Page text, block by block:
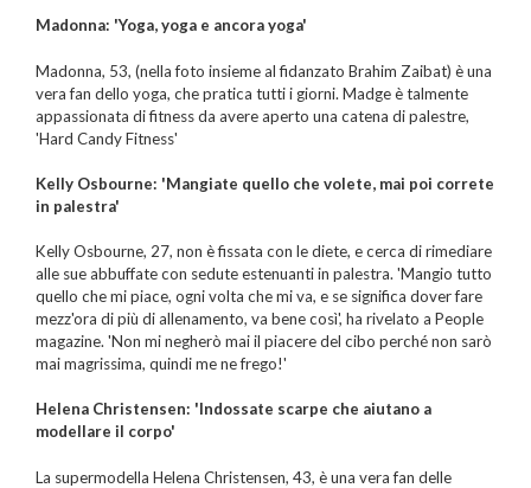
Madonna: 'Yoga, yoga e ancora yoga'
Madonna, 53, (nella foto insieme al fidanzato Brahim Zaibat) è una
vera fan dello yoga, che pratica tutti i giorni. Madge è talmente
appassionata di fitness da avere aperto una catena di palestre,
'Hard Candy Fitness'
Kelly Osbourne: 'Mangiate quello che volete, mai poi correte
in palestra'
Kelly Osbourne, 27, non è fissata con le diete, e cerca di rimediare
alle sue abbuffate con sedute estenuanti in palestra. 'Mangio tutto
quello che mi piace, ogni volta che mi va, e se significa dover fare
mezz'ora di più di allenamento, va bene così', ha rivelato a People
magazine. 'Non mi negherò mai il piacere del cibo perché non sarò
mai magrissima, quindi me ne frego!'
Helena Christensen: 'Indossate scarpe che aiutano a
modellare il corpo'
La supermodella Helena Christensen, 43, è una vera fan delle